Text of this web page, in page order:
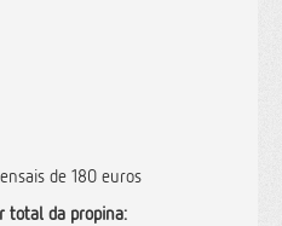
de 180 euros
total da propina: